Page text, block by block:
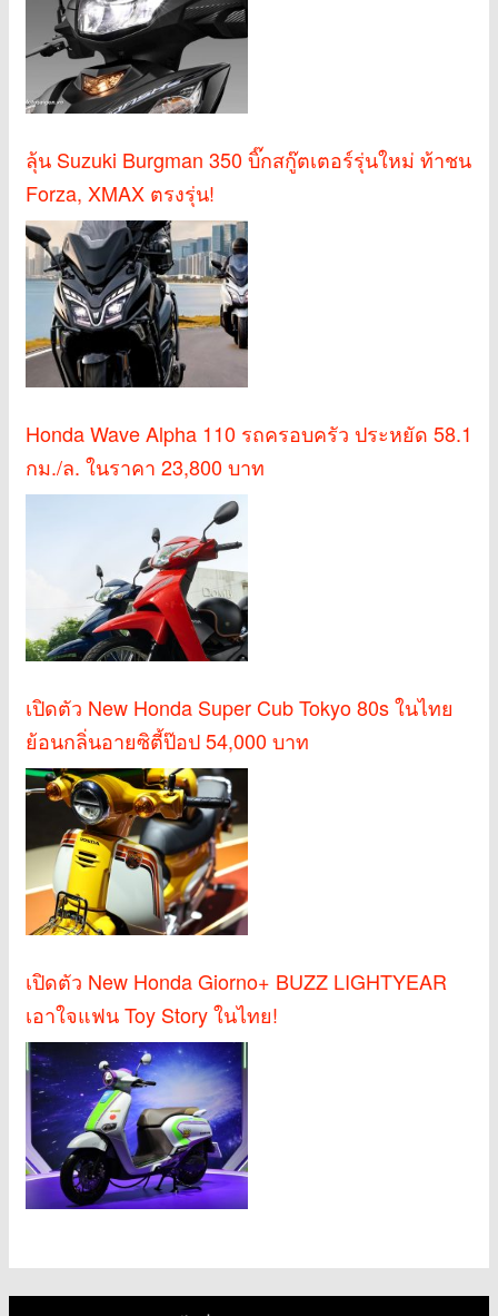
ลุ้น Suzuki Burgman 350 บิ๊กสกู๊ตเตอร์รุ่นใหม่ ท้าชน
Forza, XMAX ตรงรุ่น!
Honda Wave Alpha 110 รถครอบครัว ประหยัด 58.1
กม./ล. ในราคา 23,800 บาท
เปิดตัว New Honda Super Cub Tokyo 80s ในไทย
ย้อนกลิ่นอายซิตี้ป๊อป 54,000 บาท
เปิดตัว New Honda Giorno+ BUZZ LIGHTYEAR
เอาใจแฟน Toy Story ในไทย!